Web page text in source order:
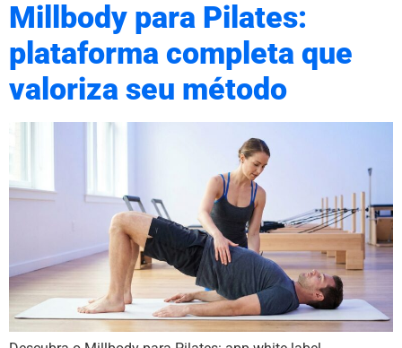
Millbody para Pilates:
plataforma completa que
valoriza seu método